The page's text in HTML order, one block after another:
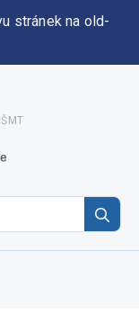
stránek na old-
for: